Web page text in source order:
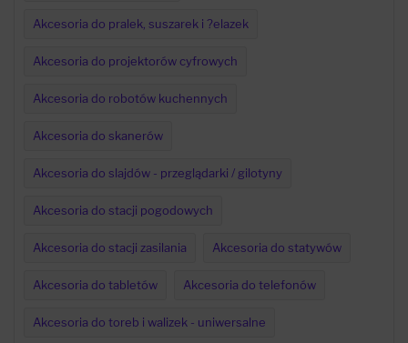
Akcesoria do pralek, suszarek i ?elazek
Akcesoria do projektorów cyfrowych
Akcesoria do robotów kuchennych
Akcesoria do skanerów
Akcesoria do slajdów - przeglądarki / gilotyny
Akcesoria do stacji pogodowych
Akcesoria do stacji zasilania Akcesoria do statywów
Akcesoria do tabletów Akcesoria do telefonów
Akcesoria do toreb i walizek - uniwersalne